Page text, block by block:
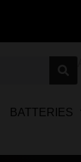
BATTERIES